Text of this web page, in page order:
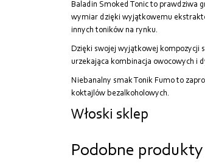
Baladin Smoked Tonic to prawdziwa
wymiar dzięki wyjątkowemu
innych toników na rynku.
Dzięki swojej wyjątkowej kompozycji
urzekająca kombinacja owocowych i
Niebanalny smak Tonik Fumo to
koktajlów bezalkoholowych.
Włoski sklep
Podobne produkty